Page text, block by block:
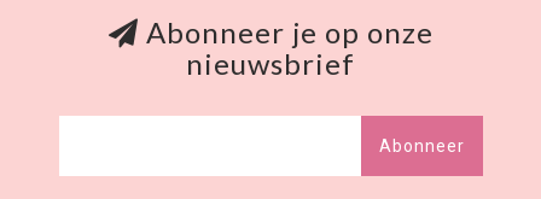
Abonneer je op onze
nieuwsbrief
Abonneer